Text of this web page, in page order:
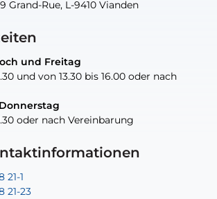
Grand-Rue, L-9410 Vianden
und Freitag
und von 13.30 bis 16.00 oder nach
oder nach Vereinbarung
21-1
21-23
Grand-Rue, L-9410 Vianden
und Freitag
und von 13.30 bis 16.00 oder nach
oder nach Vereinbarung
20
21-22
Grand-Rue, L-9410 Vianden
21-24
Grand-Rue, L-9410 Vianden
L-9422 Vianden
21-51